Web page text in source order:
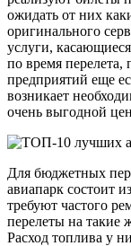
ожидать от них
оригинального
услуги,
по время перелета,
предприятий еще
возникает
очень выгодной
Для бюджетных
авиапарк состоит
требуют частого
перелеты на такие
Расход топлива у